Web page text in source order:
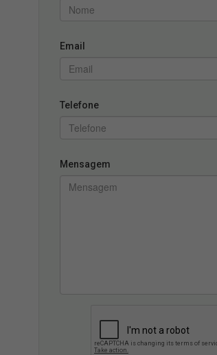
Email
Telefone
Mensagem